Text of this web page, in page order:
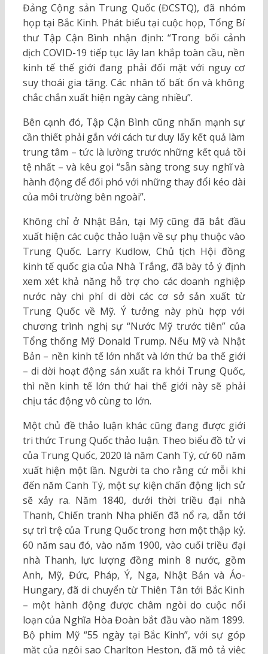
Đảng Cộng sản Trung Quốc (ĐCSTQ), đã nhóm
họp tại Bắc Kinh. Phát biểu tại cuộc họp, Tổng Bí
thư Tập Cận Bình nhận định: “Trong bối cảnh
dịch COVID-19 tiếp tục lây lan khắp toàn cầu, nền
kinh tế thế giới đang phải đối mặt với nguy cơ
suy thoái gia tăng. Các nhân tố bất ổn và không
chắc chắn xuất hiện ngày càng nhiều”.
Bên cạnh đó, Tập Cận Bình cũng nhấn mạnh sự
cần thiết phải gắn với cách tư duy lấy kết quả làm
trung tâm – tức là lường trước những kết quả tồi
tệ nhất – và kêu gọi “sẵn sàng trong suy nghĩ và
hành động để đối phó với những thay đổi kéo dài
của môi trường bên ngoài”.
Không chỉ ở Nhật Bản, tại Mỹ cũng đã bắt đầu
xuất hiện các cuộc thảo luận về sự phụ thuộc vào
Trung Quốc. Larry Kudlow, Chủ tịch Hội đồng
kinh tế quốc gia của Nhà Trắng, đã bày tỏ ý định
xem xét khả năng hỗ trợ cho các doanh nghiệp
nước này chi phí di dời các cơ sở sản xuất từ
Trung Quốc về Mỹ. Ý tưởng này phù hợp với
chương trình nghị sự “Nước Mỹ trước tiên” của
Tổng thống Mỹ Donald Trump. Nếu Mỹ và Nhật
Bản – nền kinh tế lớn nhất và lớn thứ ba thế giới
– di dời hoạt động sản xuất ra khỏi Trung Quốc,
thì nền kinh tế lớn thứ hai thế giới này sẽ phải
chịu tác động vô cùng to lớn.
Một chủ đề thảo luận khác cũng đang được giới
tri thức Trung Quốc thảo luận. Theo biểu đồ tử vi
của Trung Quốc, 2020 là năm Canh Tý, cứ 60 năm
xuất hiện một lần. Người ta cho rằng cứ mỗi khi
đến năm Canh Tý, một sự kiện chấn động lịch sử
sẽ xảy ra. Năm 1840, dưới thời triều đại nhà
Thanh, Chiến tranh Nha phiến đã nổ ra, dẫn tới
sự trì trệ của Trung Quốc trong hơn một thập kỷ.
60 năm sau đó, vào năm 1900, vào cuối triều đại
nhà Thanh, lực lượng đồng minh 8 nước, gồm
Anh, Mỹ, Đức, Pháp, Ý, Nga, Nhật Bản và Áo-
Hungary, đã di chuyển từ Thiên Tân tới Bắc Kinh
– một hành động được châm ngòi do cuộc nổi
loạn của Nghĩa Hòa Đoàn bắt đầu vào năm 1899.
Bộ phim Mỹ “55 ngày tại Bắc Kinh”, với sự góp
mặt của ngôi sao Charlton Heston, đã mô tả việc